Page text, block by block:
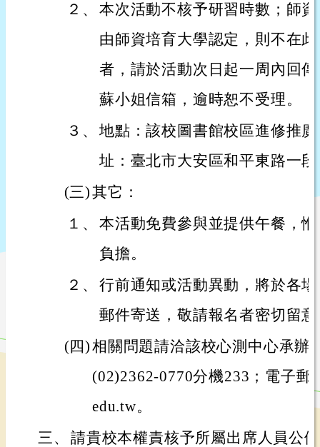
２、 本次活動不核予研習時數；師
由師資培育大學認定，則不在
者，請於活動次日起一周內回
蘇小姐信箱，逾時恕不受理。
３、 地點：該校圖書館校區進修推
址：臺北市大安區和平東路一
(三)其它：
１、 本活動免費參與並提供午餐，
負擔。
２、 行前通知或活動異動，將於各
郵件寄送，敬請報名者密切留
(四)相關問題請洽該校心測中心承辦
(02)2362-0770分機233；電子郵
edu.tw。
三、 請貴校本權責核予所屬出席人員公